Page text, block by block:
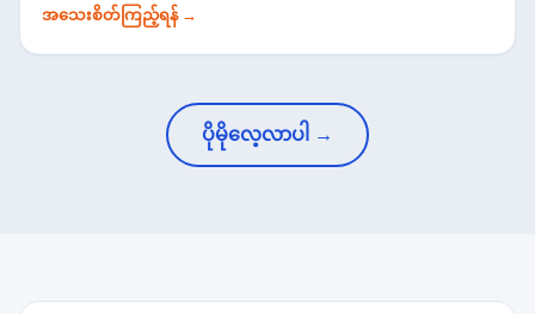
အသေးစိတ်ကြည့်ရန် →
ပိုမိုလေ့လာပါ →